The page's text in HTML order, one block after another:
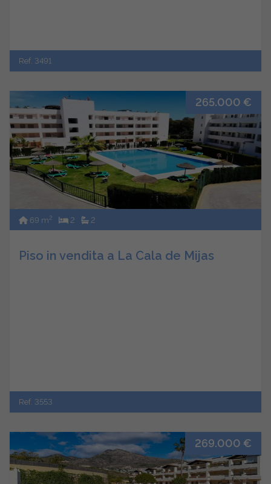
Ref. 3491
265.000 €
69 m2 2 2
Piso in vendita a La Cala de Mijas
Ref. 3553
269.000 €